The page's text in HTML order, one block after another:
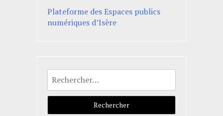
Plateforme des Espaces publics
numériques d’Isère
Rechercher :